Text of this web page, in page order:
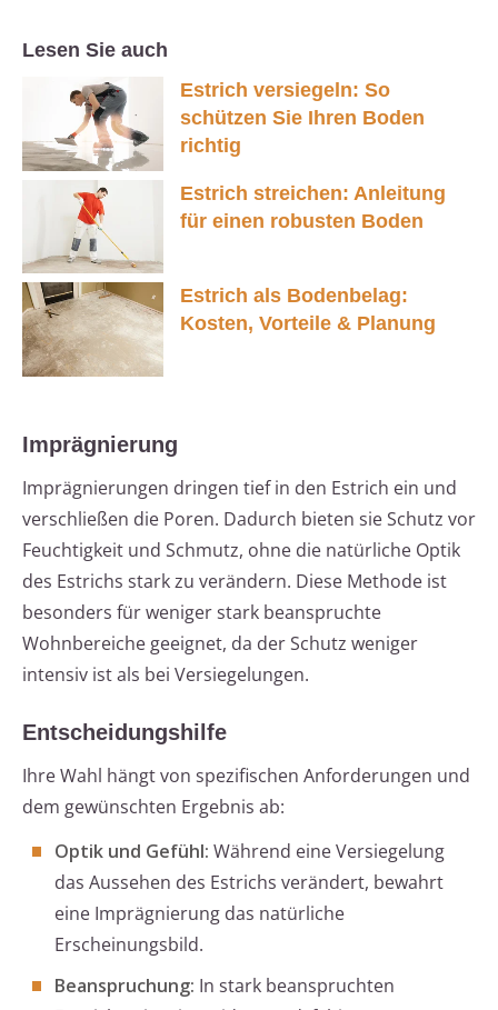
Lesen Sie auch
Estrich versiegeln: So
schützen Sie Ihren Boden
richtig
Estrich streichen: Anleitung
für einen robusten Boden
Estrich als Bodenbelag:
Kosten, Vorteile & Planung
Imprägnierung
Imprägnierungen dringen tief in den Estrich ein und
verschließen die Poren. Dadurch bieten sie Schutz vor
Feuchtigkeit und Schmutz, ohne die natürliche Optik
des Estrichs stark zu verändern. Diese Methode ist
besonders für weniger stark beanspruchte
Wohnbereiche geeignet, da der Schutz weniger
intensiv ist als bei Versiegelungen.
Entscheidungshilfe
Ihre Wahl hängt von spezifischen Anforderungen und
dem gewünschten Ergebnis ab:
Optik und Gefühl: Während eine Versiegelung
das Aussehen des Estrichs verändert, bewahrt
eine Imprägnierung das natürliche
Erscheinungsbild.
Beanspruchung: In stark beanspruchten